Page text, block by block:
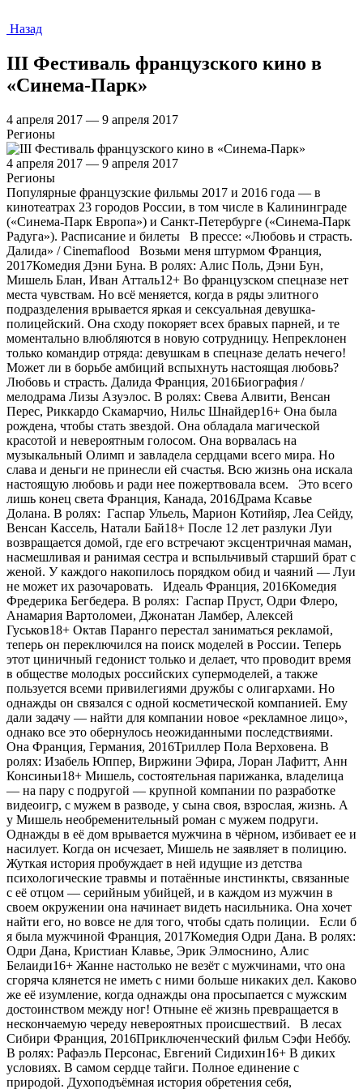
Назад
III Фестиваль французского кино в
«Синема-Парк»
4 апреля 2017 — 9 апреля 2017
Регионы
4 апреля 2017 — 9 апреля 2017
Регионы
Популярные французские фильмы 2017 и 2016 года — в
кинотеатрах 23 городов России, в том числе в Калининграде
(«Синема-Парк Европа») и Санкт-Петербурге («Синема-Парк
Радуга»). Расписание и билеты В прессе: «Любовь и страсть.
Далида» / Cinemaflood Возьми меня штурмом Франция,
2017Комедия Дэни Буна. В ролях: Алис Поль, Дэни Бун,
Мишель Блан, Иван Атталь12+ Во французском спецназе нет
места чувствам. Но всё меняется, когда в ряды элитного
подразделения врывается яркая и сексуальная девушка-
полицейский. Она сходу покоряет всех бравых парней, и те
моментально влюбляются в новую сотрудницу. Непреклонен
только командир отряда: девушкам в спецназе делать нечего!
Может ли в борьбе амбиций вспыхнуть настоящая любовь?
Любовь и страсть. Далида Франция, 2016Биография /
мелодрама Лизы Азуэлос. В ролях: Свева Алвити, Венсан
Перес, Риккардо Скамарчио, Нильс Шнайдер16+ Она была
рождена, чтобы стать звездой. Она обладала магической
красотой и невероятным голосом. Она ворвалась на
музыкальный Олимп и завладела сердцами всего мира. Но
слава и деньги не принесли ей счастья. Всю жизнь она искала
настоящую любовь и ради нее пожертвовала всем. Это всего
лишь конец света Франция, Канада, 2016Драма Ксавье
Долана. В ролях: Гаспар Ульель, Марион Котийяр, Леа Сейду,
Венсан Кассель, Натали Бай18+ После 12 лет разлуки Луи
возвращается домой, где его встречают эксцентричная маман,
насмешливая и ранимая сестра и вспыльчивый старший брат с
женой. У каждого накопилось порядком обид и чаяний — Луи
не может их разочаровать. Идеаль Франция, 2016Комедия
Фредерика Бегбедера. В ролях: Гаспар Пруст, Одри Флеро,
Анамария Вартоломеи, Джонатан Ламбер, Алексей
Гуськов18+ Октав Паранго перестал заниматься рекламой,
теперь он переключился на поиск моделей в России. Теперь
этот циничный гедонист только и делает, что проводит время
в обществе молодых российских супермоделей, а также
пользуется всеми привилегиями дружбы с олигархами. Но
однажды он связался с одной косметической компанией. Ему
дали задачу — найти для компании новое «рекламное лицо»,
однако все это обернулось неожиданными последствиями.
Она Франция, Германия, 2016Триллер Пола Верховена. В
ролях: Изабель Юппер, Виржини Эфира, Лоран Лафитт, Анн
Консиньи18+ Мишель, состоятельная парижанка, владелица
— на пару с подругой — крупной компании по разработке
видеоигр, с мужем в разводе, у сына своя, взрослая, жизнь. А
у Мишель необременительный роман с мужем подруги.
Однажды в её дом врывается мужчина в чёрном, избивает ее и
насилует. Когда он исчезает, Мишель не заявляет в полицию.
Жуткая история пробуждает в ней идущие из детства
психологические травмы и потаённые инстинкты, связанные
с её отцом — серийным убийцей, и в каждом из мужчин в
своем окружении она начинает видеть насильника. Она хочет
найти его, но вовсе не для того, чтобы сдать полиции. Если б
я была мужчиной Франция, 2017Комедия Одри Дана. В ролях:
Одри Дана, Кристиан Клавье, Эрик Элмоснино, Алис
Белаиди16+ Жанне настолько не везёт с мужчинами, что она
сгоряча клянется не иметь с ними больше никаких дел. Каково
же её изумление, когда однажды она просыпается с мужским
достоинством между ног! Отныне её жизнь превращается в
нескончаемую череду невероятных происшествий. В лесах
Сибири Франция, 2016Приключенческий фильм Сэфи Неббу.
В ролях: Рафаэль Персонас, Евгений Сидихин16+ В диких
условиях. В самом сердце тайги. Полное единение с
природой. Духоподъёмная история обретения себя,